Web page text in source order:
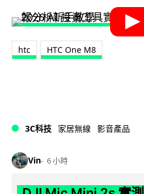
htc HTC One M8
3C科技 家居無線 影音產品
Vin 6 小時